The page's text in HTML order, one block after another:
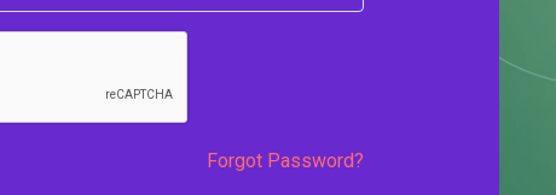
Forgot Password?